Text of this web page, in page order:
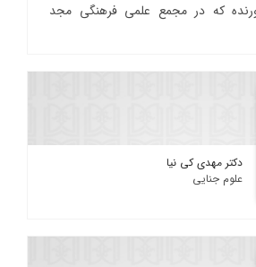
که در مجمع علمی فرهنگی مجد
دکتر مهدی کی نیا
علوم جنایی